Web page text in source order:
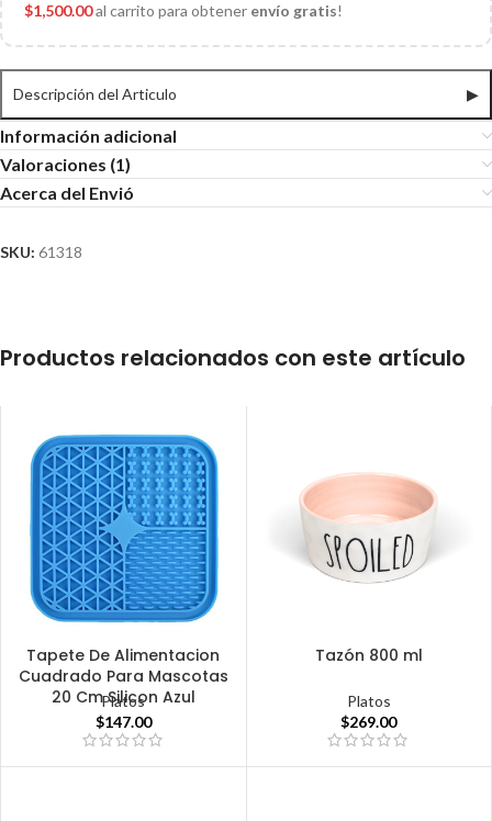
$1,500.00al carrito para obtener envío gratis!
Descripción del Articulo ▶
Información adicional
Valoraciones (1)
Acerca del Envió
SKU: 61318
Productos relacionados con este artículo
Tapete De Alimentacion
Cuadrado Para Mascotas
20 Cm Silicon Azul
Platos
$147.00
Tazón 800 ml
Platos
$269.00